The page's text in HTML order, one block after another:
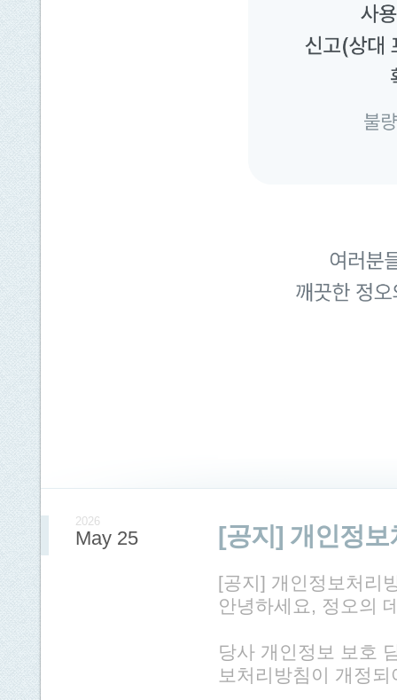
2026
May 25 [공지] 개인정
[공지] 개인정보처리
안녕하세요, 정오의
당사 개인정보 보호
보처리방침이 개정